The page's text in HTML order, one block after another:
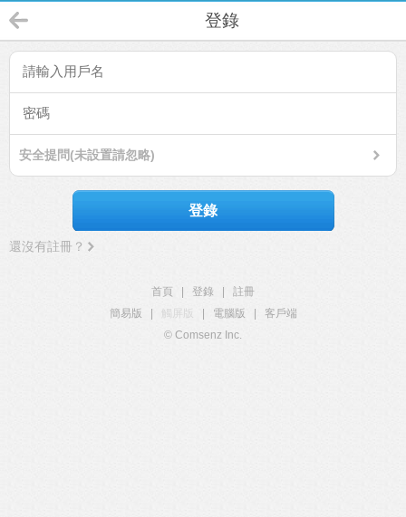
登錄
安全提問(未設置請忽略)
登錄
還沒有註冊？
首頁 登錄
註冊
簡易版
觸屏版 電腦版
客戶端
© Comsenz Inc.